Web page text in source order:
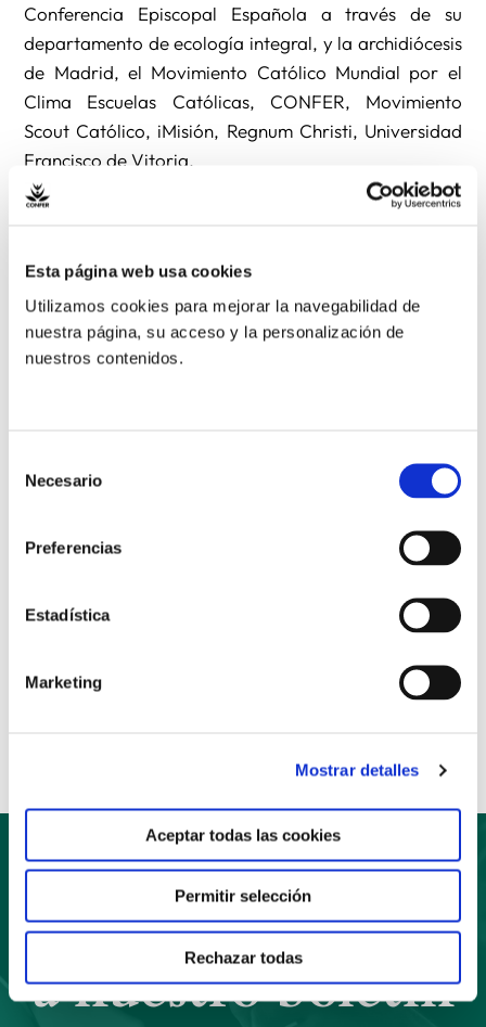
Esta página web usa cookies
Utilizamos cookies para mejorar la navegabilidad de
nuestra página, su acceso y la personalización de
nuestros contenidos.
Necesario
Preferencias
Estadística
Marketing
Mostrar detalles
Aceptar todas las cookies
Permitir selección
Rechazar todas
Conferencia Episcopal Española a través de su
departamento de ecología integral, y la archidiócesis
de Madrid, el Movimiento Católico Mundial por el
Clima Escuelas Católicas, CONFER, Movimiento
Scout Católico, iMisión, Regnum Christi, Universidad
Francisco de Vitoria.
participar en esta semana.
Para sumarte a las actividades que tendrán lugar y
que aún están por concretar pincha en el siguiente
Siguiente
Suscríbete
a nuestro boletín